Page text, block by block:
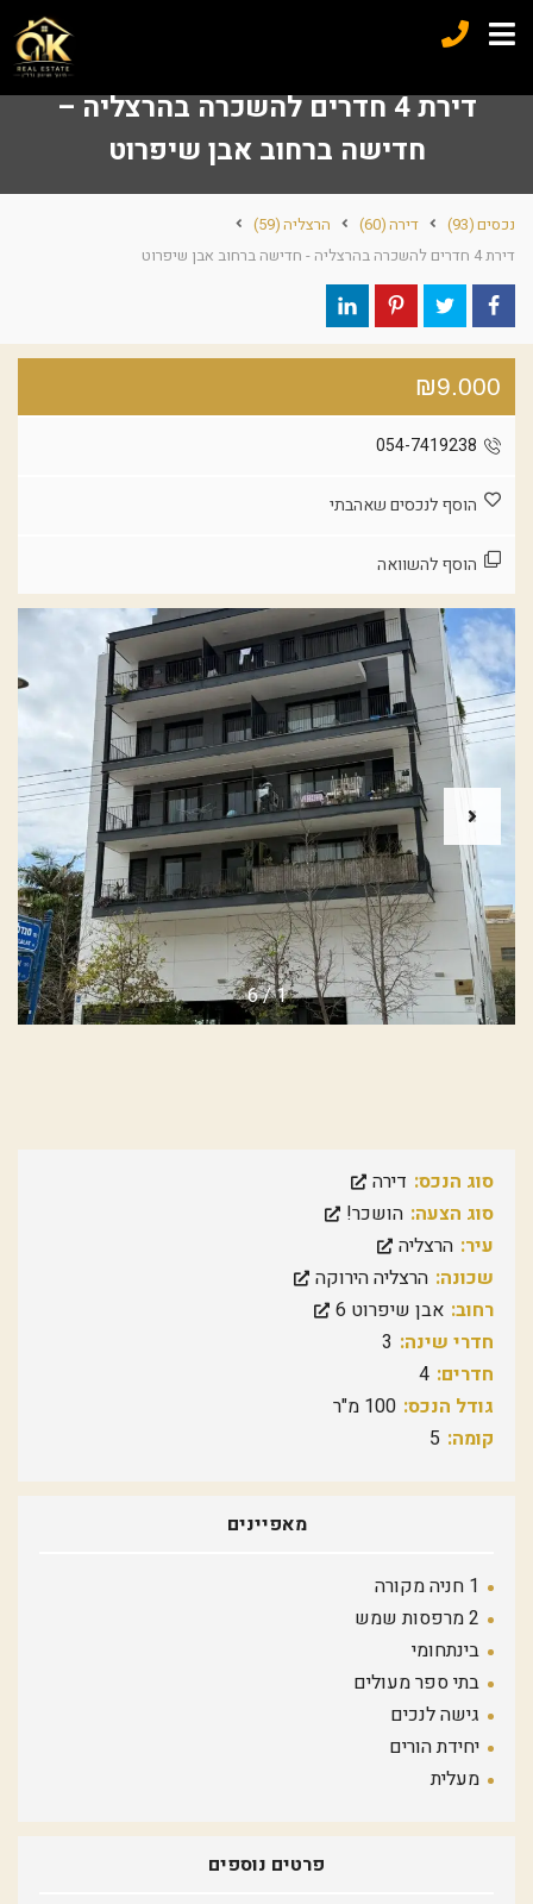
דירת 4 חדרים להשכרה בהרצליה –
חדישה ברחוב אבן שיפרוט
נכסים(93) דירה(60) הרצליה(59)
דירת 4 חדרים להשכרה בהרצליה - חדישה ברחוב אבן שיפרוט
₪9.000
054-7419238
הוסף לנכסים שאהבתי
הוסף להשוואה
1
/
6
סוג הנכס: דירה
סוג הצעה: הושכר!
עיר: הרצליה
שכונה: הרצליה הירוקה
רחוב: אבן שיפרוט 6
חדרי שינה: 3
חדרים: 4
גודל הנכס: 100 מ"ר
קומה: 5
מאפיינים
1 חניה מקורה
2 מרפסות שמש
בינתחומי
בתי ספר מעולים
גישה לנכים
יחידת הורים
מעלית
פרטים נוספים